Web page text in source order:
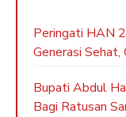
Peringati HAN
Generasi Sehat,
Bupati Abdul
Bagi Ratusan